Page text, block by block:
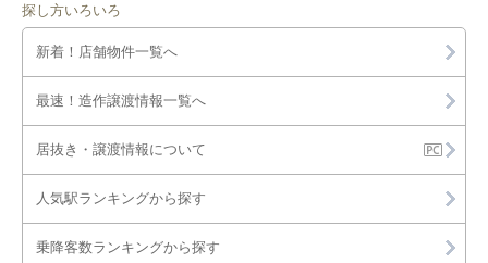
覧
探し方いろいろ
新着！店舗物件一覧へ
最速！造作譲渡情報一覧へ
居抜き・譲渡情報について
人気駅ランキングから探す
乗降客数ランキングから探す